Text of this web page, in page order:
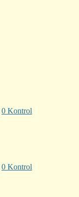
0 Kontrol
0 Kontrol